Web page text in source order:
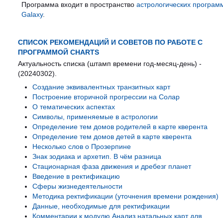
Программа входит в пространствоастрологических
Galaxy.
СПИСОК РЕКОМЕНДАЦИЙ И СОВЕТОВ ПО РАБОТЕ С
ПРОГРАММОЙ CHARTS
Актуальность списка (штамп времени год-месяц-день) -
(20240302).
Создание эквивалентных транзитных карт
Построение вторичной прогрессии на Солар
О тематических аспектах
Символы, применяемые в астрологии
Определение тем домов родителей в карте кверента
Определение тем домов детей в карте кверента
Несколько слов о Прозерпине
Знак зодиака и архетип. В чём разница
Стационарная фаза движения и дребезг планет
Введение в ректификацию
Сферы жизнедеятельности
Методика ректификации (уточнения времени рождения)
Данные, необходимые для ректификации
Комментарии к модулю Анализ натальных карт для